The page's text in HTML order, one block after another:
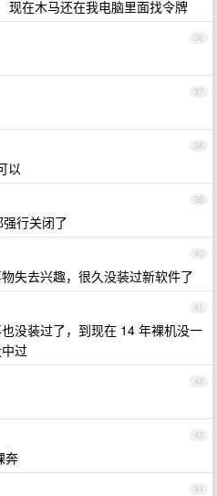
现在木马还在我电脑里面找令牌
36
37
38
以
39
行关闭了
40
失去兴趣，很久没装过新软件了
41
没装过了，到现在 14 年裸机没一
过
42
43
奔
44